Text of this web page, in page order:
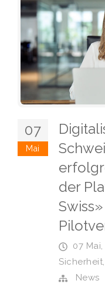
07
Mai
der
07
Sicherheit,
News